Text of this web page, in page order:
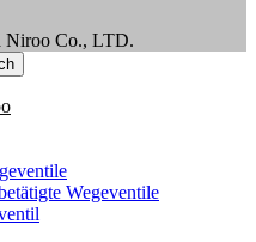
Niroo Co., LTD.
Wegeventile